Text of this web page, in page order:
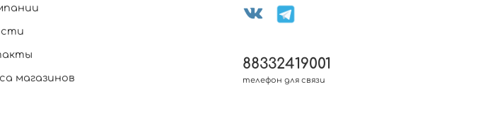
магазинов
88332419001
телефон для связи